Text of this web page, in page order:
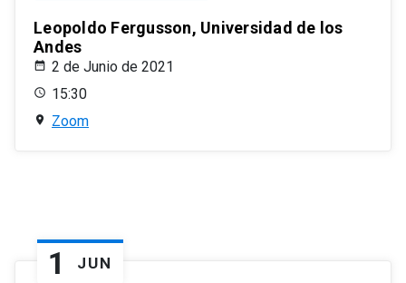
Leopoldo Fergusson, Universidad de los
Andes
2 de Junio de 2021
15:30
Zoom
1 JUN